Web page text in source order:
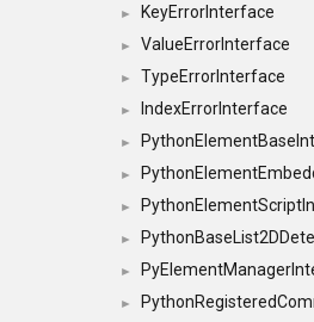
► KeyErrorInterface
► ValueErrorInterface
► TypeErrorInterface
► IndexErrorInterface
►
►
►
►
►
►